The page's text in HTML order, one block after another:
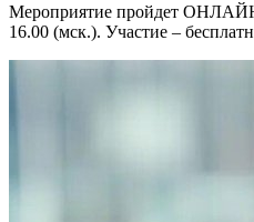
Мероприятие пройдет ОНЛАЙН
16.00 (мск.). Участие –